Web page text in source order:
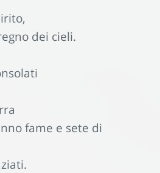
dei cieli.
fame e sete di